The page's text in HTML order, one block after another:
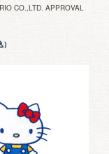
CO.,LTD. APPROVAL